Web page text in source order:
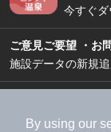
By using our
今すぐダ
ご意見ご要望 ・お
施設データの新規
加盟店